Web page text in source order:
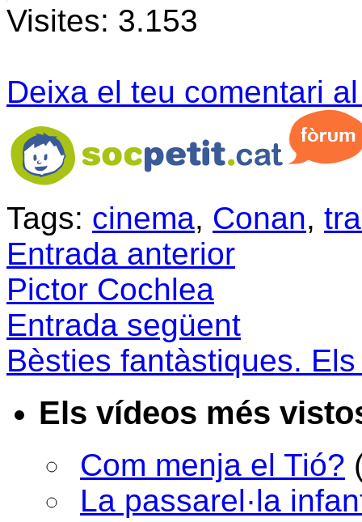
Visites: 3.153
Deixa el teu comentari
Tags: cinema, Conan,
Entrada anterior
Pictor Cochlea
Entrada següent
Bèsties fantàstiques.
Els vídeos més
Com menja el Tió?
La passarel·la